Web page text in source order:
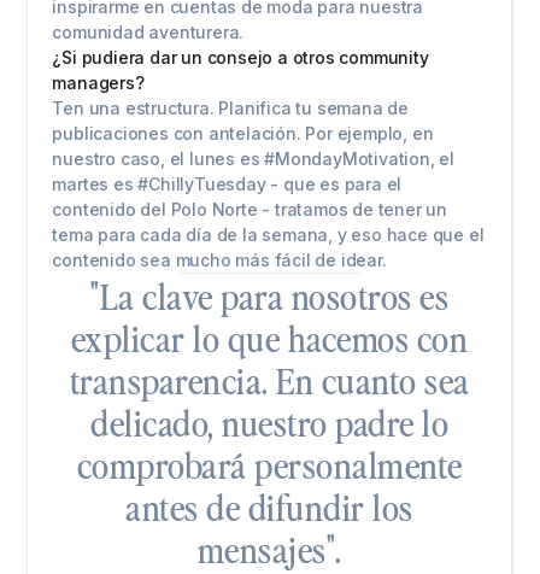
inspirarme en cuentas de moda para nuestra
comunidad aventurera.
¿Si pudiera dar un consejo a otros community
managers?
Ten una estructura. Planifica tu semana de
publicaciones con antelación. Por ejemplo, en
nuestro caso, el lunes es #MondayMotivation, el
martes es #ChillyTuesday - que es para el
contenido del Polo Norte - tratamos de tener un
tema para cada día de la semana, y eso hace que el
contenido sea mucho más fácil de idear.
"La clave para nosotros es
explicar lo que hacemos con
transparencia. En cuanto sea
delicado, nuestro padre lo
comprobará personalmente
antes de difundir los
mensajes".